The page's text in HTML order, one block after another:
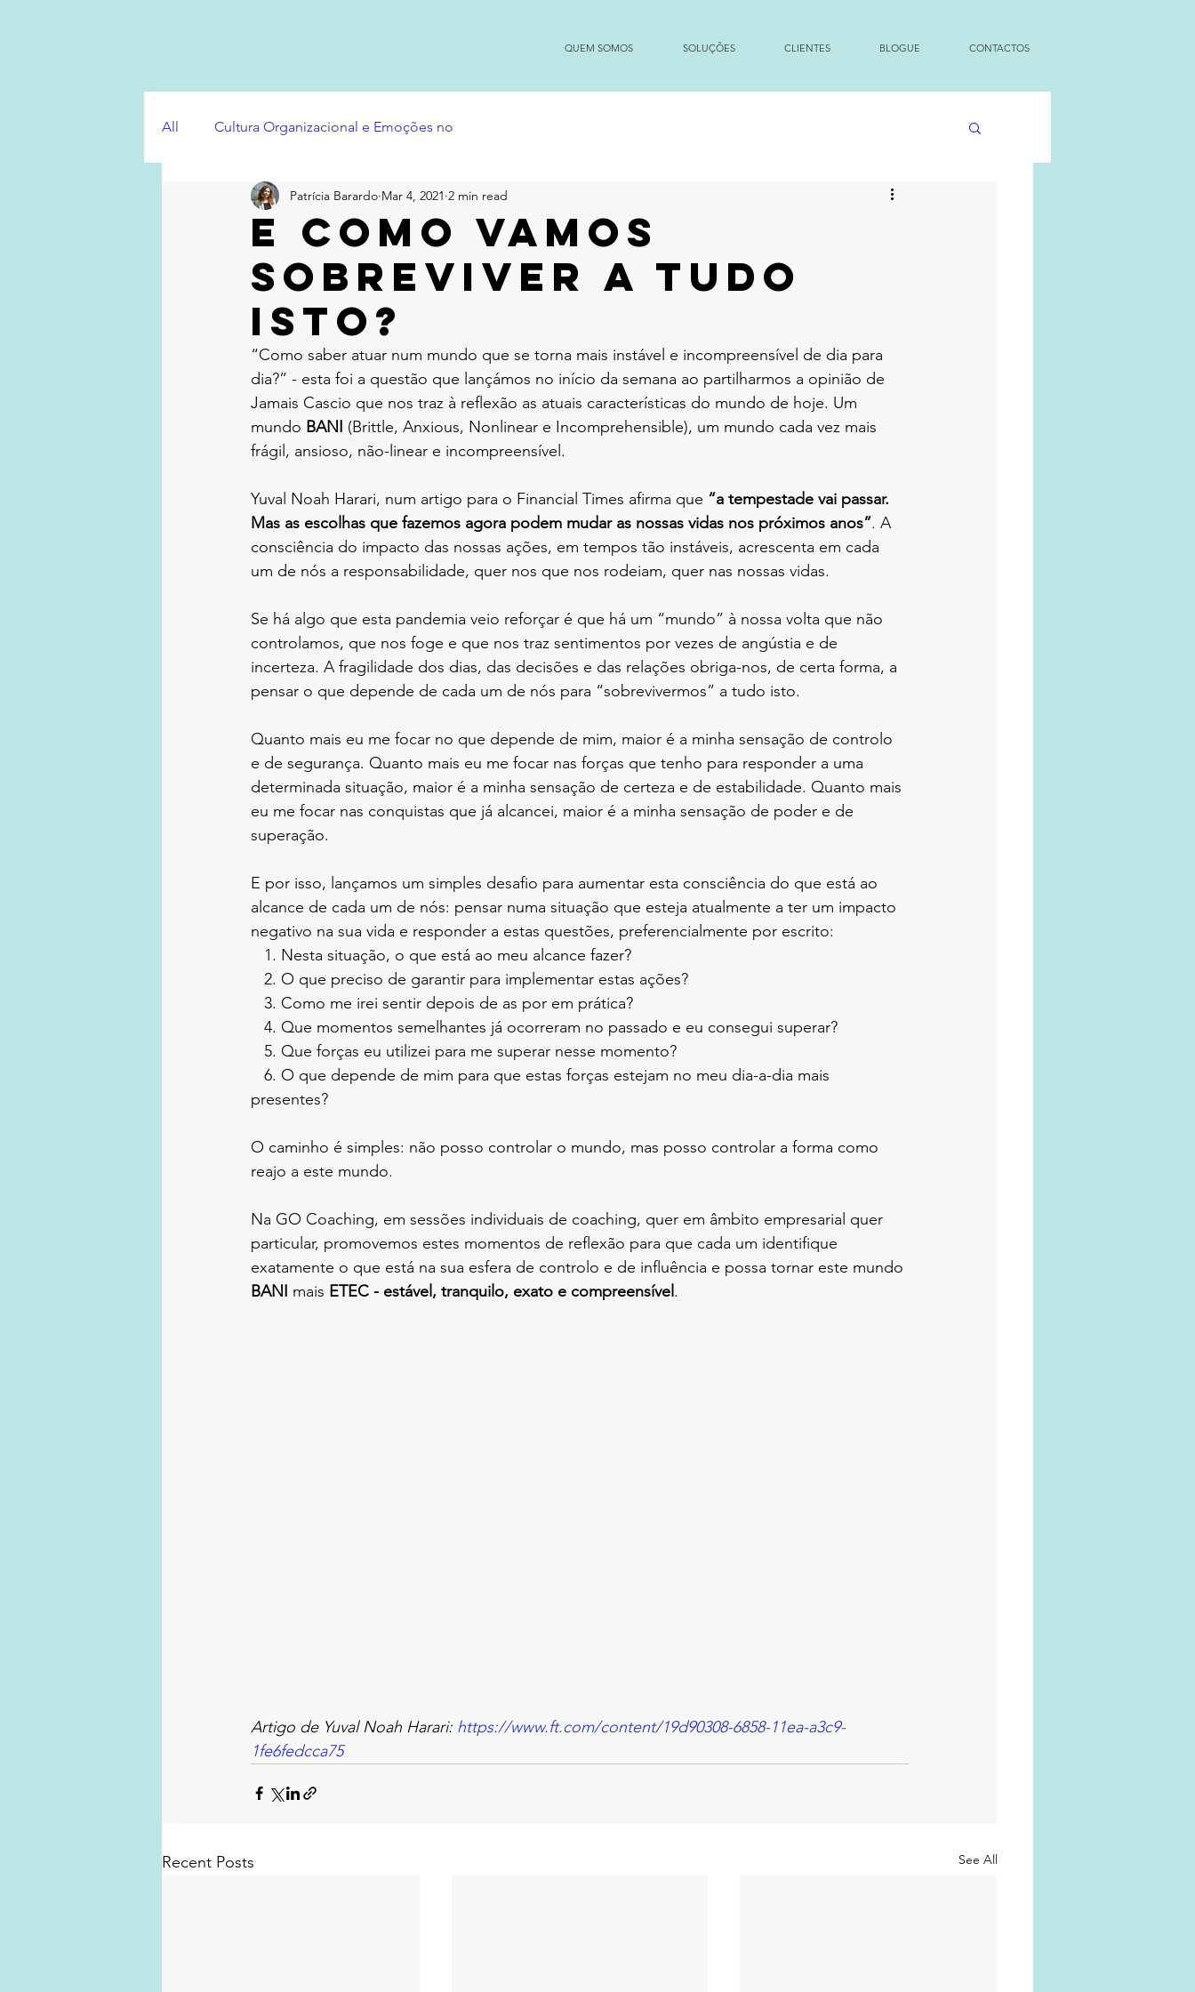
QUEM SOMOS SOLUÇÕES CLIENTES BLOGUE CONTACTOS
All Cultura Organizacional e Emoções no
E como vamos
sobreviver a tudo
isto?
Patrícia Barardo Mar 4, 2021 2 min read
“Como saber atuar num mundo que se torna mais instável e incompreensível de dia para
dia?” - esta foi a questão que lançámos no início da semana ao partilharmos a opinião de
Jamais Cascio que nos traz à reflexão as atuais características do mundo de hoje. Um
mundo BANI (Brittle, Anxious, Nonlinear e Incomprehensible), um mundo cada vez mais
frágil, ansioso, não-linear e incompreensível.
Yuval Noah Harari, num artigo para o Financial Times afirma que “a tempestade vai passar.
Mas as escolhas que fazemos agora podem mudar as nossas vidas nos próximos anos”. A
consciência do impacto das nossas ações, em tempos tão instáveis, acrescenta em cada
um de nós a responsabilidade, quer nos que nos rodeiam, quer nas nossas vidas.
Se há algo que esta pandemia veio reforçar é que há um “mundo” à nossa volta que não
controlamos, que nos foge e que nos traz sentimentos por vezes de angústia e de
incerteza. A fragilidade dos dias, das decisões e das relações obriga-nos, de certa forma, a
pensar o que depende de cada um de nós para “sobrevivermos” a tudo isto.
Quanto mais eu me focar no que depende de mim, maior é a minha sensação de controlo
e de segurança. Quanto mais eu me focar nas forças que tenho para responder a uma
determinada situação, maior é a minha sensação de certeza e de estabilidade. Quanto mais
eu me focar nas conquistas que já alcancei, maior é a minha sensação de poder e de
superação.
E por isso, lançamos um simples desafio para aumentar esta consciência do que está ao
alcance de cada um de nós: pensar numa situação que esteja atualmente a ter um impacto
negativo na sua vida e responder a estas questões, preferencialmente por escrito:
   1. Nesta situação, o que está ao meu alcance fazer?
   2. O que preciso de garantir para implementar estas ações?
   3. Como me irei sentir depois de as por em prática?
   4. Que momentos semelhantes já ocorreram no passado e eu consegui superar?
   5. Que forças eu utilizei para me superar nesse momento?
presentes?
O caminho é simples: não posso controlar o mundo, mas posso controlar a forma como
reajo a este mundo.
Na GO Coaching, em sessões individuais de coaching, quer em âmbito empresarial quer
particular, promovemos estes momentos de reflexão para que cada um identifique
exatamente o que está na sua esfera de controlo e de influência e possa tornar este mundo
BANI mais ETEC - estável, tranquilo, exato e compreensível .
Artigo de Yuval Noah Harari: https://www.ft.com/content/19d90308-6858-11ea-a3c9-
1fe6fedcca75
Recent Posts See All